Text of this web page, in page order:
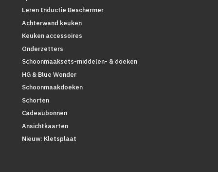
Leren Inductie Beschermer
Achterwand keuken
Keuken accessoires
Onderzetters
Schoonmaaksets-middelen- & doeken
HG & Blue Wonder
Schoonmaakdoeken
Schorten
Cadeaubonnen
Ansichtkaarten
Nieuw: Kletsplaat